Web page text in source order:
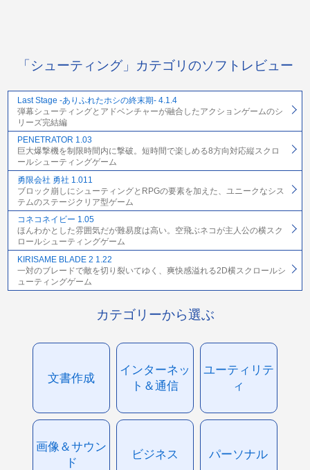
「シューティング」カテゴリのソフトレビュー
Last Stage -ありふれたホシの終末期- 4.1.4
弾幕シューティングとアドベンチャーが融合したアクションゲームのシ
リーズ完結編
PENETRATOR 1.03
巨大爆撃機を制限時間内に撃破。短時間で楽しめる8方向対応縦スクロ
ールシューティングゲーム
勇限会社 勇社 1.011
ブロック崩しにシューティングとRPGの要素を加えた、ユニークなシス
テムのステージクリア型ゲーム
コネコネイビー 1.05
ほんわかとした雰囲気だが難易度は高い。空飛ぶネコが主人公の横スク
ロールシューティングゲーム
KIRISAME BLADE 2 1.22
一対のブレードで敵を切り裂いてゆく、爽快感溢れる2D横スクロールシ
ューティングゲーム
カテゴリーから選ぶ
文書作成
インターネッ
ト＆通信
ユーティリテ
ィ
画像＆サウン
ド
ビジネス パーソナル